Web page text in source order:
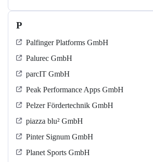
P
Palfinger Platforms GmbH
Palurec GmbH
parcIT GmbH
Peak Performance Apps GmbH
Pelzer Fördertechnik GmbH
piazza blu² GmbH
Pinter Signum GmbH
Planet Sports GmbH